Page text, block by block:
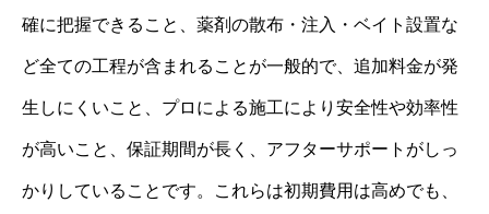
確に把握できること、薬剤の散布・注入・ベイト設置な
ど全ての工程が含まれることが一般的で、追加料金が発
生しにくいこと、プロによる施工により安全性や効率性
が高いこと、保証期間が長く、アフターサポートがしっ
かりしていることです。これらは初期費用は高めでも、